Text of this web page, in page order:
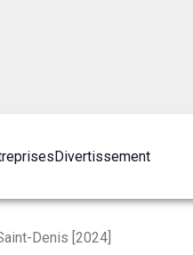
Divertissement
Denis [2024]